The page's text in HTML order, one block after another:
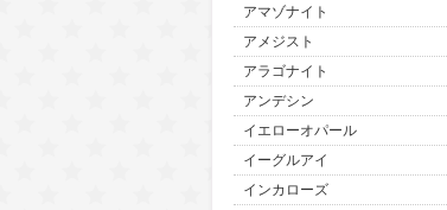
アマゾナイト
アメジスト
アラゴナイト
アンデシン
イエローオパール
イーグルアイ
インカローズ